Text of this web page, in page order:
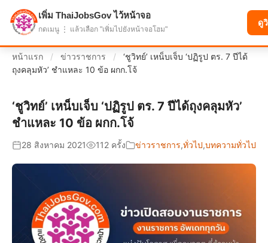
แบ่งปันโอกาส เพื่ออนาคตที่ก้าวหน้า
หน้าแรก / ข่าวราชการ /
‘ชูวิทย์’ เหน็บเจ็บ ‘ปฏิรูป ตร. 7 ปีได้
ถุงคลุมหัว’ ชำแหละ 10 ข้อ ผกก.โจ้
‘ชูวิทย์’ เหน็บเจ็บ ‘ปฏิรูป ตร. 7 ปีได้ถุงคลุมหัว’
ชำแหละ 10 ข้อ ผกก.โจ้
28 สิงหาคม 2021 112 ครั้ง ข่าวราชการ,ทั่วไป,บทความทั่วไป
เพิ่ม ThaiJobsGov ไว้หน้าจอ
กดเมนู ⋮ แล้วเลือก "เพิ่มไปยังหน้าจอโฮม"
ดู